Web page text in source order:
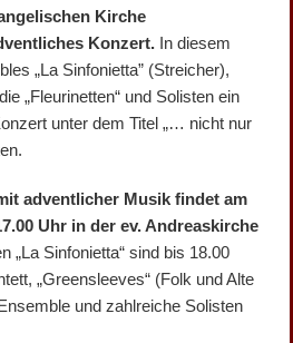
Kirche
Konzert.In diesem
„La Sinfonietta” (Streicher),
„Fleurinetten“ und Solisten ein
unter dem Titel „… nicht nur
adventlicher Musik findet am
Uhr in der ev. Andreaskirche
„La Sinfonietta“ sind bis 18.00
„Greensleeves“ (Folk und Alte
und zahlreiche Solisten